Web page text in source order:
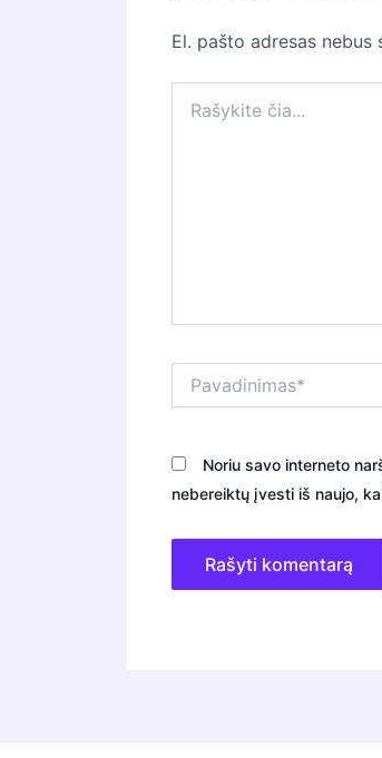
El. pašto adresas nebus
čia...
Noriu savo interneto
nebereiktų įvesti iš naujo,